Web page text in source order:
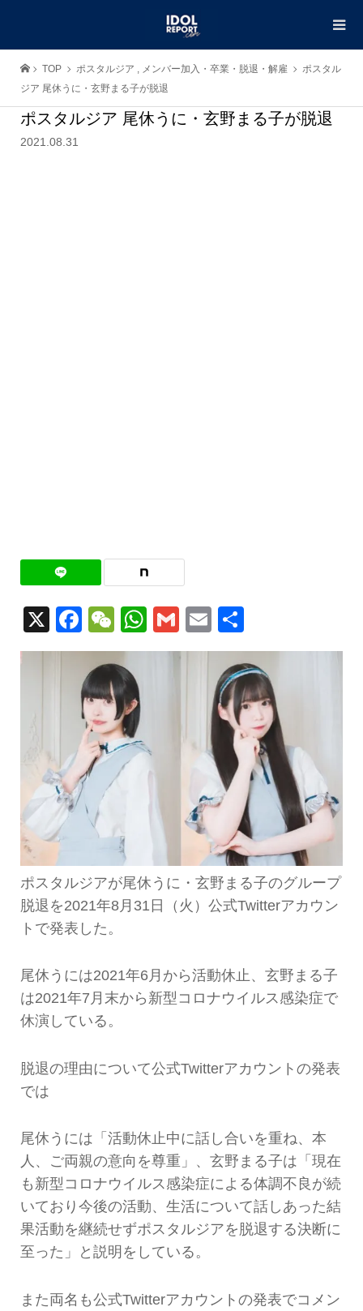
TOP ポスタルジア , メンバー加入・卒業・脱退・解雇
ポスタル
ジア 尾休うに・玄野まる子が脱退
ポスタルジア 尾休うに・玄野まる子が脱退
2021.08.31
X Facebook
WeChat
WhatsApp
GmailEmail
有
ポスタルジアが尾休うに・玄野まる子のグループ
脱退を2021年8月31日（火）公式Twitterアカウン
トで発表した。
尾休うには2021年6月から活動休止、玄野まる子
は2021年7月末から新型コロナウイルス感染症で
休演している。
脱退の理由について公式Twitterアカウントの発表
では
尾休うには「活動休止中に話し合いを重ね、本
人、ご両親の意向を尊重」、玄野まる子は「現在
も新型コロナウイルス感染症による体調不良が続
いており今後の活動、生活について話しあった結
果活動を継続せずポスタルジアを脱退する決断に
至った」と説明をしている。
また両名も公式Twitterアカウントの発表でコメン